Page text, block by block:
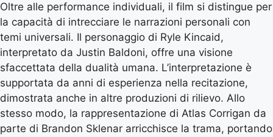
Oltre alle performance individuali, il film si distingue per
la capacità di intrecciare le narrazioni personali con
temi universali. Il personaggio di Ryle Kincaid,
interpretato da Justin Baldoni, offre una visione
sfaccettata della dualità umana. L’interpretazione è
supportata da anni di esperienza nella recitazione,
dimostrata anche in altre produzioni di rilievo. Allo
stesso modo, la rappresentazione di Atlas Corrigan da
parte di Brandon Sklenar arricchisce la trama, portando